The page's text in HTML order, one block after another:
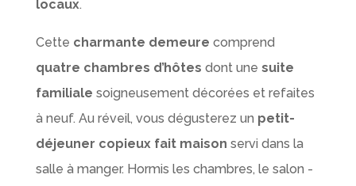
locaux.
Cette charmante demeure comprend
quatre chambres d’hôtes dont une suite
familiale soigneusement décorées et refaites
à neuf. Au réveil, vous dégusterez un petit-
déjeuner copieux fait maison servi dans la
salle à manger. Hormis les chambres, le salon -